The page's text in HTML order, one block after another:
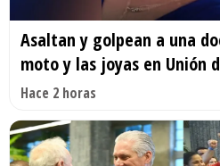
Asaltan y golpean a una
moto y las joyas en Unión
Hace 2 horas